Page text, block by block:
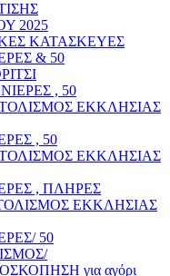
2025
ΚΑΤΑΣΚΕΥΕΣ
& 50
, 50
ΕΚΚΛΗΣΙΑΣ
, 50
ΕΚΚΛΗΣΙΑΣ
, ΠΛΗΡΕΣ
ΕΚΚΛΗΣΙΑΣ
50
για αγόρι